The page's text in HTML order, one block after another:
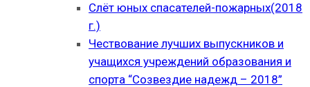
Слёт юных спасателей-пожарных(2018
г.)
Чествование лучших выпускников и
учащихся учреждений образования и
спорта “Созвездие надежд – 2018”